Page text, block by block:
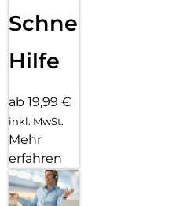
Schnelle
Hilfe
ab 19,99 €
inkl. MwSt.
Mehr
erfahren